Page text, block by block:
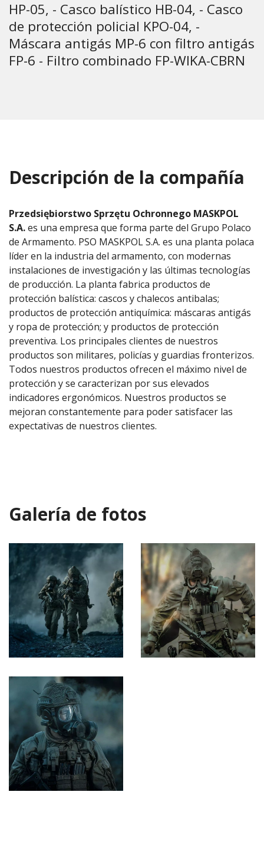
HP-05, - Casco balístico HB-04, - Casco
de protección policial KPO-04, -
Máscara antigás MP-6 con filtro antigás
FP-6 - Filtro combinado FP-WIKA-CBRN
Descripción de la compañía
Przedsiębiorstwo Sprzętu Ochronnego MASKPOL
S.A.es una empresa que forma parte del Grupo Polaco
de Armamento. PSO MASKPOL S.A. es una planta polaca
líder en la industria del armamento, con modernas
instalaciones de investigación y las últimas tecnologías
de producción. La planta fabrica productos de
protección balística: cascos y chalecos antibalas;
productos de protección antiquímica: máscaras antigás
y ropa de protección; y productos de protección
preventiva. Los principales clientes de nuestros
productos son militares, policías y guardias fronterizos.
Todos nuestros productos ofrecen el máximo nivel de
protección y se caracterizan por sus elevados
indicadores ergonómicos. Nuestros productos se
mejoran constantemente para poder satisfacer las
expectativas de nuestros clientes.
Galería de fotos